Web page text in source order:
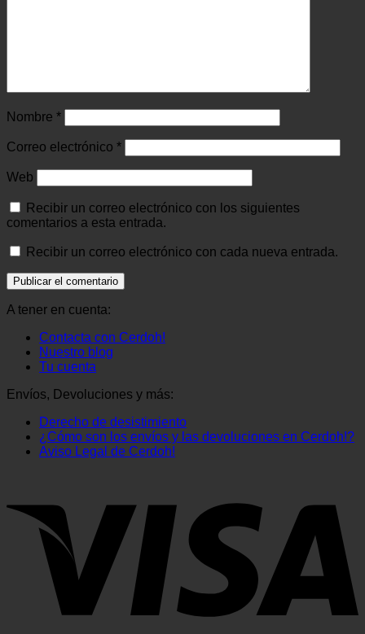
Nombre *
Correo electrónico *
Web
Recibir un correo electrónico con los siguientes
comentarios a esta entrada.
Recibir un correo electrónico con cada nueva entrada.
A tener en cuenta:
Contacta con Cerdoh!
Nuestro blog
Tu cuenta
Envíos, Devoluciones y más:
Derecho de desistimiento
¿Cómo son los envíos y las devoluciones en Cerdoh!?
Aviso Legal de Cerdoh!